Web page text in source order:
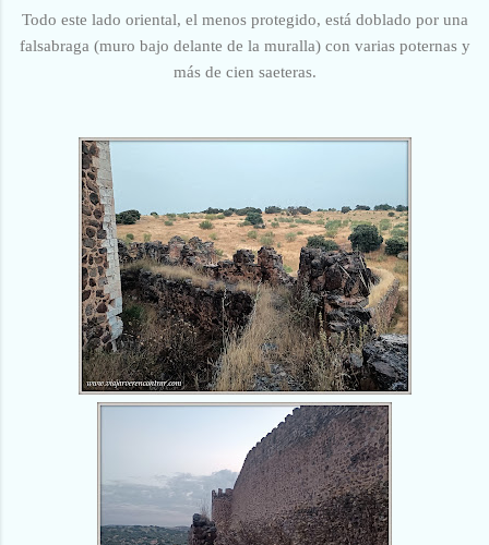
Todo este lado oriental, el menos protegido, está doblado por una
falsabraga (muro bajo delante de la muralla) con varias poternas y
más de cien saeteras.